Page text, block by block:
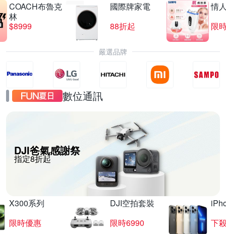
COACH布魯克
林
$8999
國際牌家電
88折起
情
限
嚴選品牌
數位通訊
DJI爸氣感謝祭
指定8折起
X300系列
限時優惠
DJI空拍套裝
限時6990
下